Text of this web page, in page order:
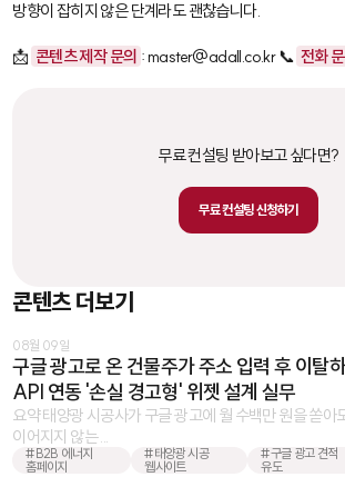
방향이 잡히지 않은 단계라도 괜찮습니다.
📩 콘텐츠 제작 문의 : master@adall.co.kr 📞 전화
무료 컨설팅 받아보고 싶다면?
무료 컨설팅 신청하기
콘텐츠 더보기
08월 09일
구글 광고로 온 건물주가 주소 입력 후 이탈
API 연동 '손실 경고형' 위젯 설계 실무
요약 태양광 시공사가 구글 광고에 월 수백만 원을 쏟아
이어지지 않는 ...
#B2B 에너지
홈페이지
#태양광 시공
웹사이트
#구글 광고 견적
유도